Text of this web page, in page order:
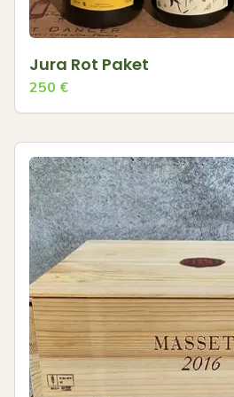
Jura Rot Paket
250 €